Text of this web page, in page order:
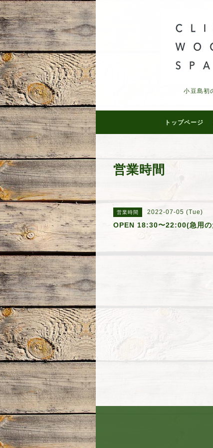
小豆島初
トップページ
営業時間
営業時間 2022-07-05 (Tue)
OPEN 18:30〜22:00(急用の